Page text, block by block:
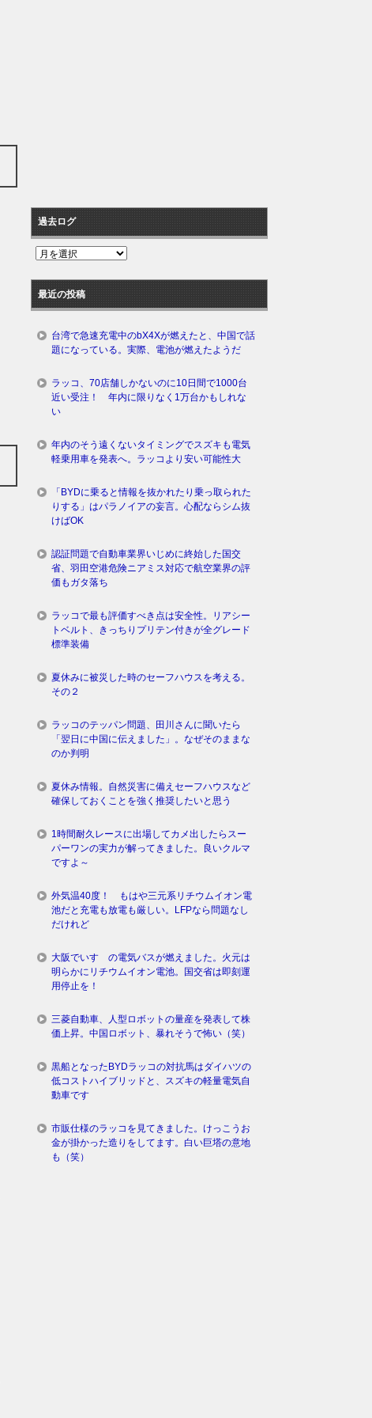
過去ログ
過
ロ
グ
最近の投稿
台湾で急速充電中のbX4Xが燃えたと、中国で話
題になっている。実際、電池が燃えたようだ
ラッコ、70店舗しかないのに10日間で1000台
近い受注！ 年内に限りなく1万台かもしれな
い
年内のそう遠くないタイミングでスズキも電気
軽乗用車を発表へ。ラッコより安い可能性大
「BYDに乗ると情報を抜かれたり乗っ取られた
りする」はパラノイアの妄言。心配ならシム抜
けばOK
認証問題で自動車業界いじめに終始した国交
省、羽田空港危険ニアミス対応で航空業界の評
価もガタ落ち
ラッコで最も評価すべき点は安全性。リアシー
トベルト、きっちりプリテン付きが全グレード
標準装備
夏休みに被災した時のセーフハウスを考える。
その２
ラッコのテッパン問題、田川さんに聞いたら
「翌日に中国に伝えました」。なぜそのままな
のか判明
夏休み情報。自然災害に備えセーフハウスなど
確保しておくことを強く推奨したいと思う
1時間耐久レースに出場してカメ出したらスー
パーワンの実力が解ってきました。良いクルマ
ですよ～
外気温40度！ もはや三元系リチウムイオン電
池だと充電も放電も厳しい。LFPなら問題なし
だけれど
大阪でいすゞの電気バスが燃えました。火元は
明らかにリチウムイオン電池。国交省は即刻運
用停止を！
三菱自動車、人型ロボットの量産を発表して株
価上昇。中国ロボット、暴れそうで怖い（笑）
黒船となったBYDラッコの対抗馬はダイハツの
低コストハイブリッドと、スズキの軽量電気自
動車です
市販仕様のラッコを見てきました。けっこうお
金が掛かった造りをしてます。白い巨塔の意地
も（笑）